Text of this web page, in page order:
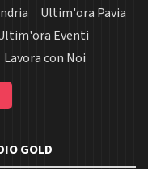
Ultim'ora Pavia
Eventi
Lavora con Noi
GOLD